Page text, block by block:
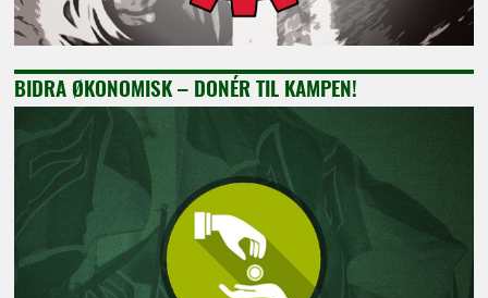
BIDRA ØKONOMISK – DONÉR TIL KAMPEN!